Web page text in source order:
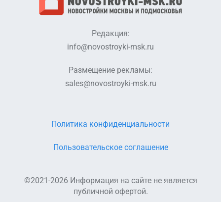
Редакция:
info@novostroyki-msk.ru
Размещение рекламы:
sales@novostroyki-msk.ru
©2021-2026 Информация на сайте не является
публичной офертой.
Пользовательское соглашение
Политика конфиденциальности